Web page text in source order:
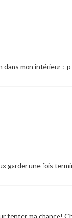
dans mon intérieur :-p
garder une fois
tenter ma chance!